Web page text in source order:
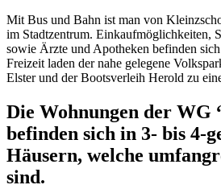
Mit Bus und Bahn ist man von
im Stadtzentrum. Einkaufmöglichkeiten,
sowie Ärzte und Apotheken befinden
Freizeit laden der nahe gelegene
Elster und der Bootsverleih Herold zu
Die Wohnungen der WG
befinden sich in 3- bis 4-
Häusern, welche
sind.